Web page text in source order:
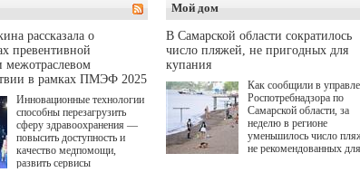
Волкова в роли
Режиссер-постановщик
проекта — Егор
(сериалы "Комбинация",
о превышении полномочий,
а сам он находится в СИЗО.
подорожания было
где именно цена "поехала"
вверх и кто её разогнал.
рассказала о
превентивной
в рамках ПМЭФ 2025
Инновационные технологии
способны перезагрузить
сферу здравоохранения —
повысить доступность и
качество медпомощи,
развить сервисы
Мой дом
В Самарской области сократилось
число пляжей, не пригодных для
купания
Как сообщили в
Роспотребнадзора по
Самарской области, за
неделю в регионе
уменьшилось число
не рекомендованных для